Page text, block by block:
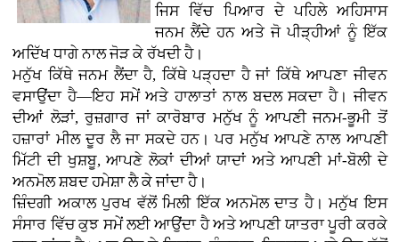
ਜਿਸ ਵਿੱਚ ਪਿਆਰ ਦੇ ਪਹਿਲੇ ਅਹਿਸਾਸ
ਜਨਮ ਲੈਂਦੇ ਹਨ ਅਤੇ ਜੋ ਪੀੜ੍ਹੀਆਂ ਨੂੰ ਇੱਕ
ਅਦਿੱਖ ਧਾਗੇ ਨਾਲ ਜੋੜ ਕੇ ਰੱਖਦੀ ਹੈ।
ਮਨੁੱਖ ਕਿੱਥੇ ਜਨਮ ਲੈਂਦਾ ਹੈ, ਕਿੱਥੇ ਪੜ੍ਹਦਾ ਹੈ ਜਾਂ ਕਿੱਥੇ ਆਪਣਾ ਜੀਵਨ
ਵਸਾਉਂਦਾ ਹੈ—ਇਹ ਸਮੇਂ ਅਤੇ ਹਾਲਾਤਾਂ ਨਾਲ ਬਦਲ ਸਕਦਾ ਹੈ। ਜੀਵਨ
ਦੀਆਂ ਲੋੜਾਂ, ਰੁਜ਼ਗਾਰ ਜਾਂ ਕਾਰੋਬਾਰ ਮਨੁੱਖ ਨੂੰ ਆਪਣੀ ਜਨਮ-ਭੂਮੀ ਤੋਂ
ਹਜ਼ਾਰਾਂ ਮੀਲ ਦੂਰ ਲੈ ਜਾ ਸਕਦੇ ਹਨ। ਪਰ ਮਨੁੱਖ ਆਪਣੇ ਨਾਲ ਆਪਣੀ
ਮਿੱਟੀ ਦੀ ਖੁਸ਼ਬੂ, ਆਪਣੇ ਲੋਕਾਂ ਦੀਆਂ ਯਾਦਾਂ ਅਤੇ ਆਪਣੀ ਮਾਂ-ਬੋਲੀ ਦੇ
ਅਨਮੋਲ ਸ਼ਬਦ ਹਮੇਸ਼ਾ ਲੈ ਕੇ ਜਾਂਦਾ ਹੈ।
ਜ਼ਿੰਦਗੀ ਅਕਾਲ ਪੁਰਖ ਵੱਲੋਂ ਮਿਲੀ ਇੱਕ ਅਨਮੋਲ ਦਾਤ ਹੈ। ਮਨੁੱਖ ਇਸ
ਸੰਸਾਰ ਵਿੱਚ ਕੁਝ ਸਮੇਂ ਲਈ ਆਉਂਦਾ ਹੈ ਅਤੇ ਆਪਣੀ ਯਾਤਰਾ ਪੂਰੀ ਕਰਕੇ